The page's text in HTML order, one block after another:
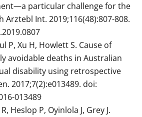
particular challenge for the
Arztebl Int. 2019;116(48):807-808.
P, Xu H, Howlett S. Cause of
avoidable deaths in Australian
disability using retrospective
2017;7(2):e013489. doi:
013489
Heslop P, Oyinlola J, Grey J.